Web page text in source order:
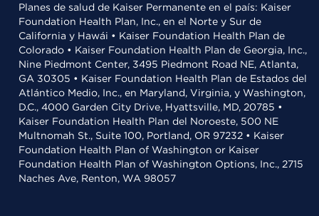
Planes de salud de Kaiser Permanente en el país: Kaiser
Foundation Health Plan, Inc., en el Norte y Sur de
California y Hawái • Kaiser Foundation Health Plan de
Colorado • Kaiser Foundation Health Plan de Georgia, Inc.,
Nine Piedmont Center, 3495 Piedmont Road NE, Atlanta,
GA 30305 • Kaiser Foundation Health Plan de Estados del
Atlántico Medio, Inc., en Maryland, Virginia, y Washington,
D.C., 4000 Garden City Drive, Hyattsville, MD, 20785 •
Kaiser Foundation Health Plan del Noroeste, 500 NE
Multnomah St., Suite 100, Portland, OR 97232 • Kaiser
Foundation Health Plan of Washington or Kaiser
Foundation Health Plan of Washington Options, Inc., 2715
Naches Ave, Renton, WA 98057